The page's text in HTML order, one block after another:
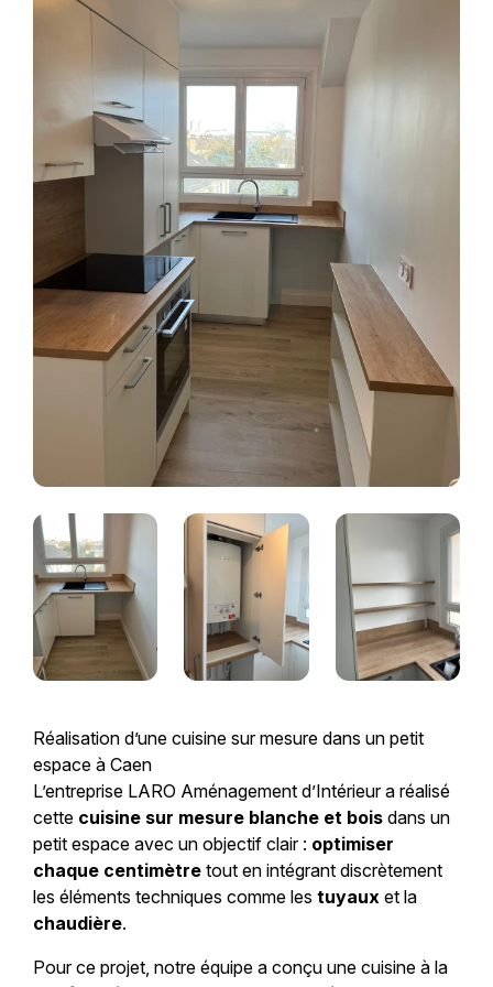
Réalisation d’une cuisine sur mesure dans un petit
espace à Caen
L’entreprise LARO Aménagement d’Intérieura réalisé
cette cuisine sur mesure blanche et boisdans un
petit espace avec un objectif clair : optimiser
chaque centimètretout en intégrant discrètement
les éléments techniques comme les tuyaux et la
chaudière.
Pour ce projet, notre équipe a conçu une cuisine à la